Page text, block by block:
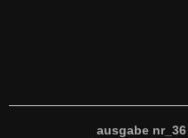
ausgabe nr_36